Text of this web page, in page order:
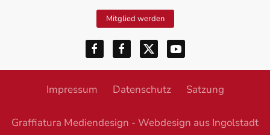
Mitglied werden
Impressum Datenschutz Satzung
Graffiatura Mediendesign - Webdesign aus Ingolstadt